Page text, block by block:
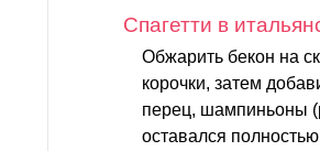
Спагетти в
Обжарить бекон на
корочки, затем
перец, шампиньоны
оставался